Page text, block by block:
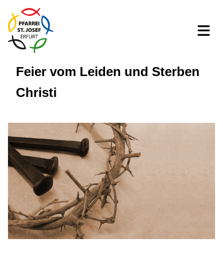
Feier vom Leiden und Sterben
Christi